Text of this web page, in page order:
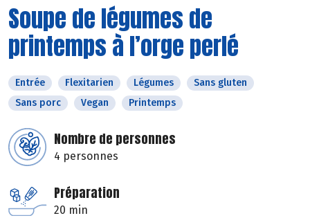
Soupe de légumes de
printemps à l’orge perlé
Entrée Flexitarien Légumes
Sans gluten
Sans porc
Vegan Printemps
Nombre de personnes
4 personnes
Préparation
20 min